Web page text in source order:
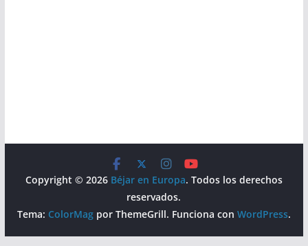
Copyright © 2026 Béjar en Europa. Todos los derechos
reservados.
Tema: ColorMagpor ThemeGrill. Funciona con WordPress.